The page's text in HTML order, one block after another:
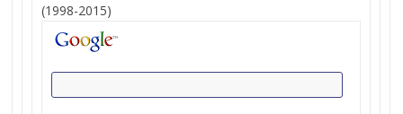
(1998-2015)